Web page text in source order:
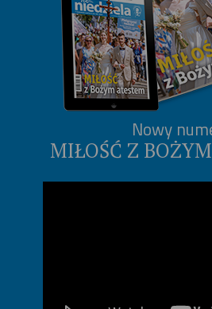
Nowy
MIŁOŚĆ Z